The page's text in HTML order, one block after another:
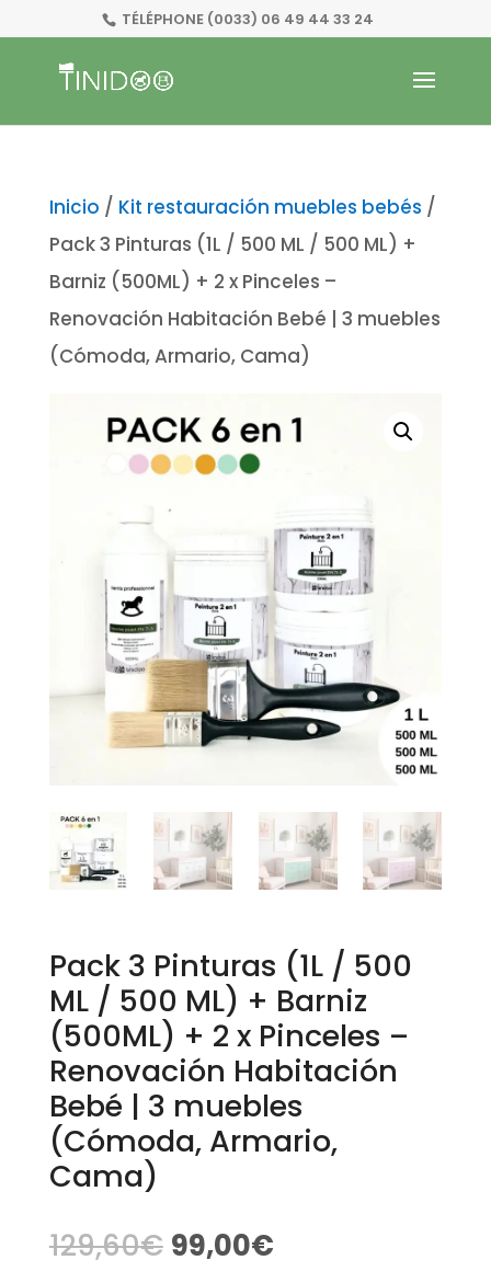
TÉLÉPHONE (0033) 06 49 44 33 24
Inicio / Kit restauración muebles bebés /
Pack 3 Pinturas (1L / 500 ML / 500 ML) +
Barniz (500ML) + 2 x Pinceles –
Renovación Habitación Bebé | 3 muebles
(Cómoda, Armario, Cama)
Pack 3 Pinturas (1L / 500
ML / 500 ML) + Barniz
(500ML) + 2 x Pinceles –
Renovación Habitación
Bebé | 3 muebles
(Cómoda, Armario,
Cama)
129,60€ 99,00€